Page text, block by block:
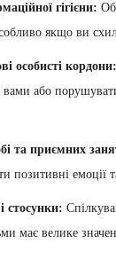
гігієни:
якщо ви
особисті кордони:
або
та приємних
позитивні емоції
стосунки:
має велике